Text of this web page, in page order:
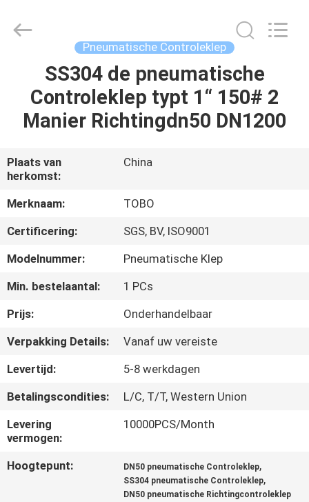
PRODUCTEN
ONGEVEER
ONS
FABRIEKSREIS
CONTACTEER
ONS
VERZOEK
EEN
CHINA.
Pneumatische Controleklep
SS304 de pneumatische
Controleklep typt 1“ 150# 2
Manier Richtingdn50 DN1200
Plaats van
herkomst:
China
Merknaam:
TOBO
Certificering:
SGS, BV, ISO9001
Modelnummer:
Pneumatische Klep
Min. bestelaantal:
1 PCs
Prijs:
Onderhandelbaar
Verpakking Details:
Vanaf uw vereiste
Levertijd:
5-8 werkdagen
Betalingscondities:
L/C, T/T, Western Union
Levering
vermogen:
10000PCS/Month
Hoogtepunt: DN50 pneumatische Controleklep,
SS304 pneumatische Controleklep,
DN50 pneumatische Richtingcontroleklep